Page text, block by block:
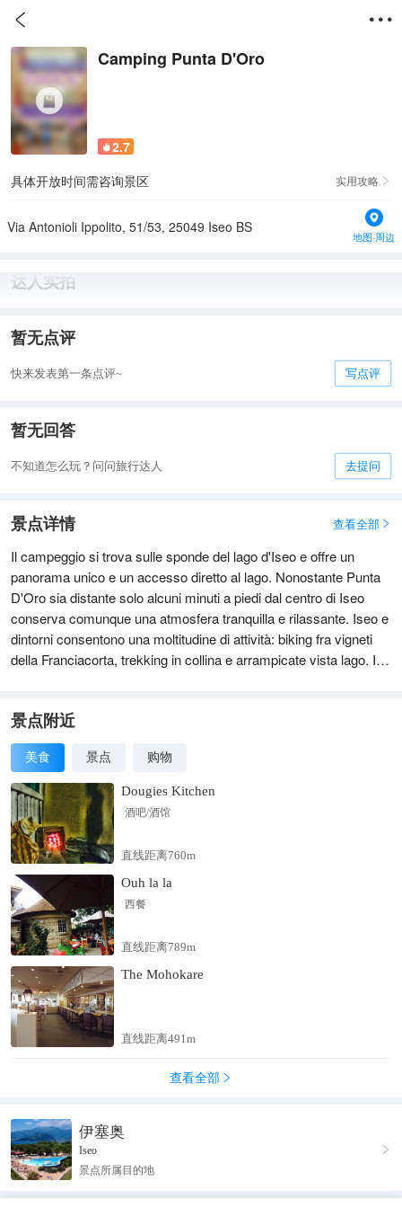
 
Camping Punta D'Oro
2.7
具体开放时间需咨询景区
实用攻略 
Via Antonioli Ippolito, 51/53, 25049 Iseo BS
地图·周边
达人实拍
暂无点评
快来发表第一条点评~ 写点评
暂无回答
不知道怎么玩？问问旅行达人 去提问
景点详情 查看全部 
Il campeggio si trova sulle sponde del lago d'Iseo e offre un
panorama unico e un accesso diretto al lago. Nonostante Punta
D'Oro sia distante solo alcuni minuti a piedi dal centro di Iseo
conserva comunque una atmosfera tranquilla e rilassante. Iseo e
dintorni consentono una moltitudine di attività: biking fra vigneti
della Franciacorta, trekking in collina e arrampicate vista lago. Il
è costituita da un prato ben ombreggiato che discende
dolcemente verso la riva del lago. I viali sono perpendicolari alla
riva così da offrire un pò di vista lago da tutte le piazzole. Le
dimensioni delle piazzole variano tra 50 e 90 mq e tutte hanno un
allacciamento elettrico. Si può parcheggiare la macchina sulla
piazzola vicino la vostra tenda o roulotte. Godetevi la splendida
vista panoramica dalle sedici piazzole sul lago. Per caravan o
camper XXL abbiamo a disposizione due piazzole per veicoli fino
9,5 m. La roulotte a noleggio: Punta D'Oro offre una roulotte
MEDIA per al massimo tre persone. La roulotte è attrezzata con
tavolo e sedie, veranda, impianto elettrico, riscaldamento, cucina
e forno a gas, frigorifero, stoviglie e cuscini. Lenzuola, coperte e
federe non sono comprese e non sono disponibili per l'affitto.
All'esterno della veranda si trovano un tavolo, sedie e un grande
ombrellone. All'interno della roulotte non sono disponibili l'acqua
corrente ed i servizi igienici, sono a vostra disposizione i servizi
sanitari del campeggio. Non si può fumare dentro la roulotte. La
spiaggia erbosa del campeggio è provvista di docce e attraverso
più piccoli di godere il lago. La Famiglia Brescianini - Zatti
considera l'attenzione verso gli ospiti l'elemento base di una
vacanza piacevole.
景点附近
美食 景点 购物
Dougies Kitchen
酒吧/酒馆
直线距离760m
Ouh la la
西餐
直线距离789m
The Mohokare
直线距离491m
查看全部 
伊塞奥
Iseo
景点所属目的地
